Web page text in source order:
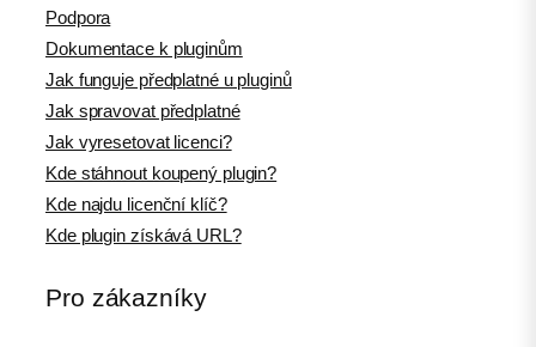
Podpora
Dokumentace k pluginům
Jak funguje předplatné u pluginů
Jak spravovat předplatné
Jak vyresetovat licenci?
Kde stáhnout koupený plugin?
Kde najdu licenční klíč?
Kde plugin získává URL?
Pro zákazníky